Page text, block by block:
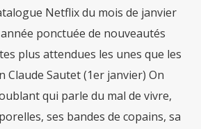
Netflix du mois de janvier
ponctuée de nouveautés
plus attendues les unes que les
Claude Sautet (1er janvier) On
qui parle du mal de vivre,
ses bandes de copains, sa